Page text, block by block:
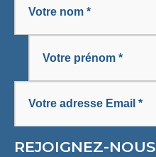
REJOIGNEZ-NOUS